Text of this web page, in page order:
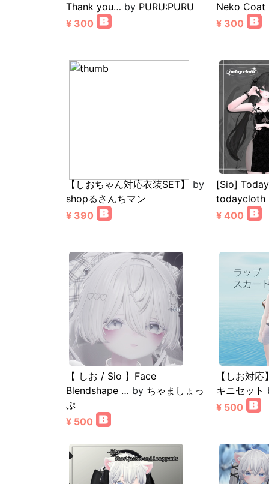
Thank you… by PURU:PURU
¥ 300
Neko Coat
¥ 300
【しおちゃん対応衣装SET】
by
shopるさんちマン
¥ 390
[Sio]
todaycloth
¥ 400
【 しお / Sio 】Face
Blendshape … by ちゃましょっ
ぷ
¥ 500
【しお対
キニセット
¥ 500